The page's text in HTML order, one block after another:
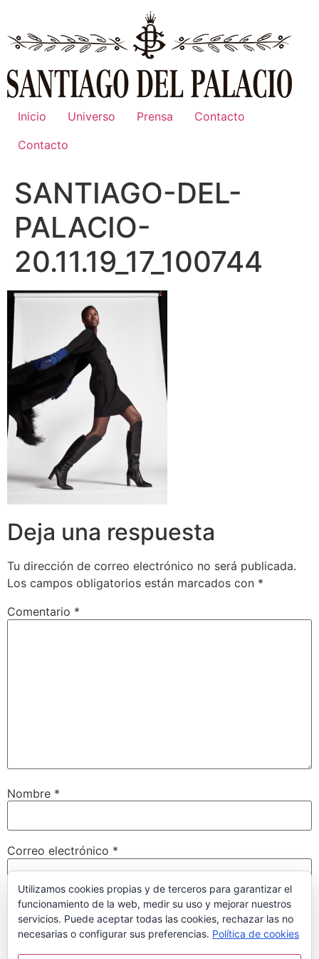
contenido
Inicio Universo Prensa
Contacto
Contacto
SANTIAGO-DEL-
PALACIO-
20.11.19_17_100744
Deja una respuesta
Tu dirección de correo electrónico no será publicada.
Los campos obligatorios están marcados con *
Comentario *
Nombre *
Correo electrónico *
Web
Utilizamos cookies propias y de terceros para garantizar el
funcionamiento de la web, medir su uso y mejorar nuestros
servicios. Puede aceptar todas las cookies, rechazar las no
necesarias o configurar sus preferencias. Política de cookies